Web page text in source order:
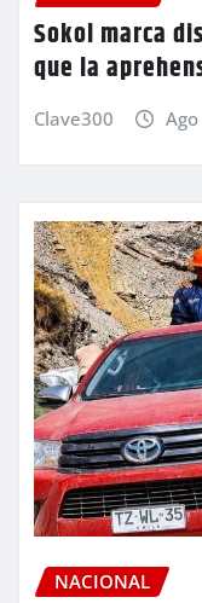
Sokol marca
que la
Clave300
NACIONAL